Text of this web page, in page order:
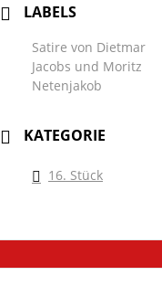
LABELS
Satire von Dietmar
Jacobs und Moritz
Netenjakob
KATEGORIE
16. Stück